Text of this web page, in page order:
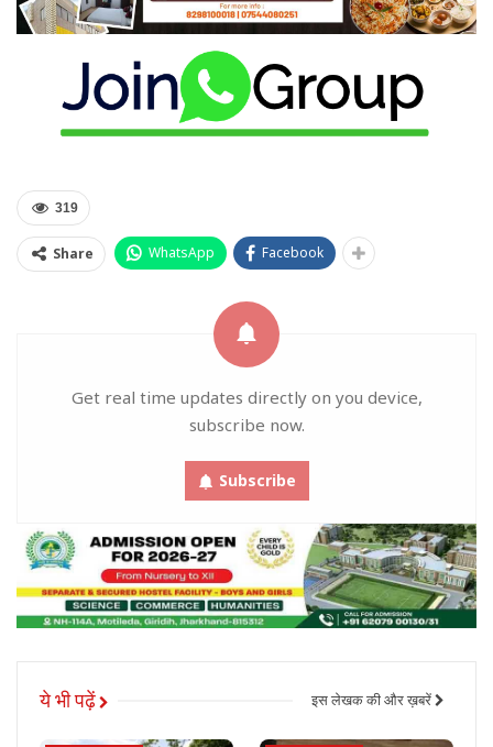
319
Share WhatsApp Facebook
Get real time updates directly on you device,
subscribe now.
Subscribe
ये भी पढ़ें इस लेखक की और ख़बरें